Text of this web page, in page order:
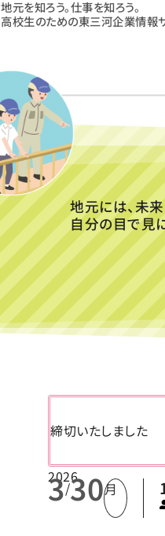
地元を知ろう。仕事を知ろう。
高校生のための東三河企業情報
地元には、未
自分の目で見
締切いたしました
2026
3/30月